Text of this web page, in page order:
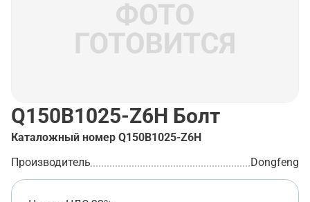
Q150B1025-Z6H Болт
Каталожный номер Q150B1025-Z6H
Производитель
Dongfeng